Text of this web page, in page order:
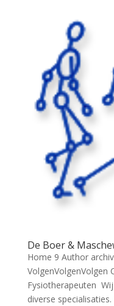
De Boer &
Home 9 Author
VolgenVolgenVolgen
Fysiotherapeuten
diverse